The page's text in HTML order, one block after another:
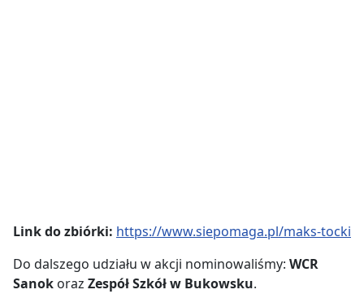
Link do zbiórki: https://www.siepomaga.pl/maks-tocki
Do dalszego udziału w akcji nominowaliśmy: WCR
Sanok oraz Zespół Szkół w Bukowsku.